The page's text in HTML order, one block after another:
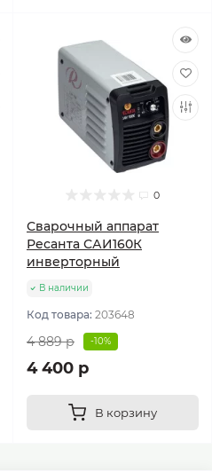
0
Сварочный аппарат
Ресанта САИ160К
инверторный
В наличии
Код товара: 203648
4 889 р -10%
4 400 р
В корзину